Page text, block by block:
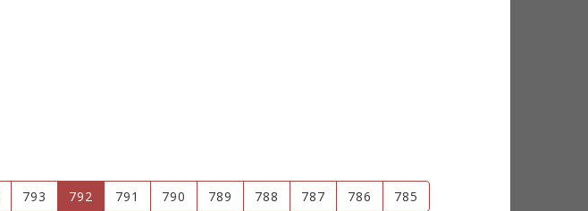
793 792 (current)
791 790 789 788 787 786 785